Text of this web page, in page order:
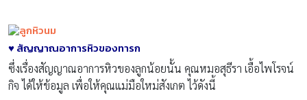
♥ สัญญาณอาการหิวของทารก
ซึ่งเรื่องสัญญาณอาการหิวของลูกน้อยนั้น คุณหมอสุธีรา เอื้อไพโรจน์
กิจ ได้ให้ข้อมูล เพื่อให้คุณแม่มือใหม่สังเกต ไว้ดังนี้